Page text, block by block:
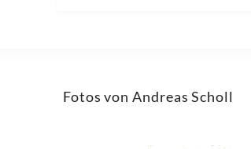
Fotos von Andreas Scholl